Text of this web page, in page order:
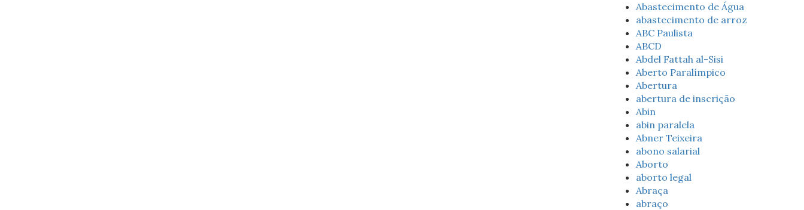
Abastecimento de Água
abastecimento de arroz
ABC Paulista
ABCD
Abdel Fattah al-Sisi
Aberto Paralímpico
Abertura
abertura de inscrição
Abin
abin paralela
Abner Teixeira
abono salarial
Aborto
aborto legal
Abraça
abraço